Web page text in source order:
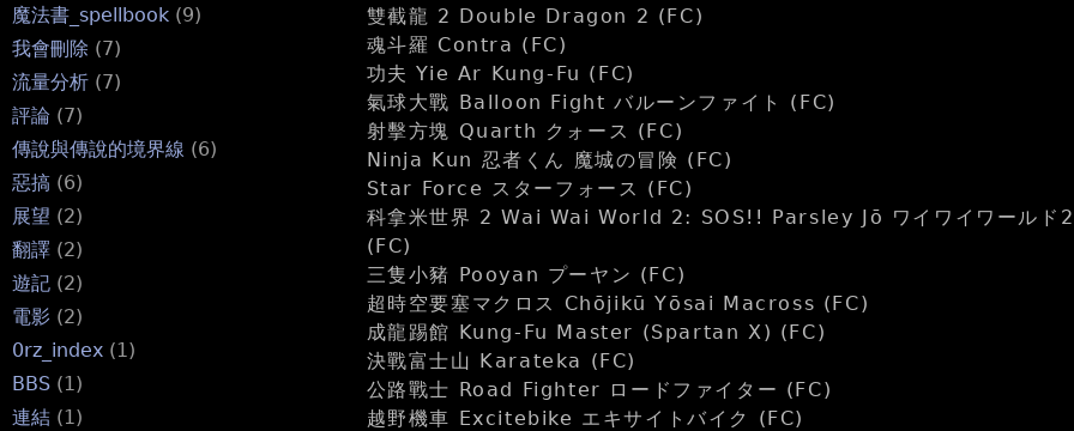
魔法書_spellbook (9)
我會刪除 (7)
流量分析 (7)
評論 (7)
傳說與傳說的境界線 (6)
惡搞 (6)
展望 (2)
翻譯 (2)
遊記 (2)
電影 (2)
0rz_index (1)
BBS (1)
連結 (1)
雙截龍 2 Double Dragon 2 (FC)
魂斗羅 Contra (FC)
功夫 Yie Ar Kung-Fu (FC)
氣球大戰 Balloon Fight バルーンファイト (FC)
射擊方塊 Quarth クォース (FC)
Ninja Kun 忍者くん 魔城の冒険 (FC)
Star Force スターフォース (FC)
科拿米世界 2 Wai Wai World 2: SOS!! Parsley Jō ワイワイワールド
(FC)
三隻小豬 Pooyan プーヤン (FC)
超時空要塞マクロス Chōjikū Yōsai Macross (FC)
成龍踢館 Kung-Fu Master (Spartan X) (FC)
決戰富士山 Karateka (FC)
公路戰士 Road Fighter ロードファイター (FC)
越野機車 Excitebike エキサイトバイク (FC)